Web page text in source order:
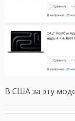
В США за эту